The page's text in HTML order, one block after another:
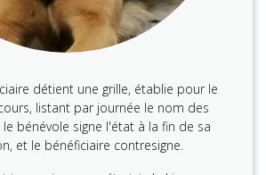
détient une grille, établie pour le
listant par journée le nom des
bénévole signe l'état à la fin de sa
et le bénéficiaire contresigne.